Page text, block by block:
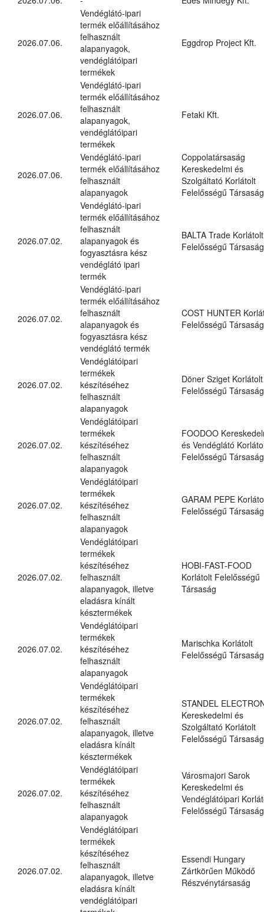
2026.07.06.
Vendéglátó-ipari
termék előállításához
felhasznált
alapanyagok,
vendéglátóipari
termékek
Eggdrop Project Kft.
2026.07.06.
Vendéglátó-ipari
termék előállításához
felhasznált
alapanyagok,
vendéglátóipari
termékek
Fetaki Kft.
2026.07.06.
Vendéglátó-ipari
termék előállításához
felhasznált
alapanyagok
Coppolatársaság
Kereskedelmi és
Szolgáltató Korlátolt
Felelősségű Társaság
2026.07.02.
Vendéglátó-ipari
termék előállításához
felhasznált
alapanyagok és
fogyasztásra kész
vendéglátó ipari
termék
BALTA Trade Korlátolt
Felelősségű Társaság
2026.07.02.
Vendéglátó-ipari
termék előállításához
felhasznált
alapanyagok és
fogyasztásra kész
vendéglátó termék
COST HUNTER
Felelősségű Társaság
2026.07.02.
Vendéglátóipari
termékek
készítéséhez
felhasznált
alapanyagok
Döner Sziget Korlátolt
Felelősségű Társaság
2026.07.02.
Vendéglátóipari
termékek
készítéséhez
felhasznált
alapanyagok
FOODOO
és Vendéglátó
Felelősségű Társaság
2026.07.02.
Vendéglátóipari
termékek
készítéséhez
felhasznált
alapanyagok
GARAM PEPE
Felelősségű Társaság
2026.07.02.
Vendéglátóipari
termékek
készítéséhez
felhasznált
alapanyagok, illetve
eladásra kínált
késztermékek
HOBI-FAST-FOOD
Korlátolt Felelősségű
Társaság
2026.07.02.
Vendéglátóipari
termékek
készítéséhez
felhasznált
alapanyagok
Marischka Korlátolt
Felelősségű Társaság
2026.07.02.
Vendéglátóipari
termékek
készítéséhez
felhasznált
alapanyagok, illetve
eladásra kínált
késztermékek
STANDEL
Kereskedelmi és
Szolgáltató Korlátolt
Felelősségű Társaság
2026.07.02.
Vendéglátóipari
termékek
készítéséhez
felhasznált
alapanyagok
Városmajori Sarok
Kereskedelmi és
Vendéglátóipari
Felelősségű Társaság
2026.07.02.
Vendéglátóipari
termékek
készítéséhez
felhasznált
alapanyagok, illetve
eladásra kínált
vendéglátóipari
Essendi Hungary
Zártkörűen Működő
Részvénytársaság